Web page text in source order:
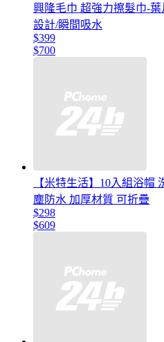
興隆毛巾 超強力擦髮巾-
設計/瞬間吸水
$399
$700
【米特生活】10入組浴帽
塵防水 加厚材質 可折疊
$298
$609